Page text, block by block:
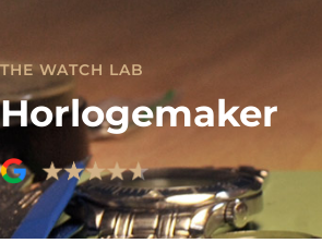
THE WATCH LAB
Horlogemaker